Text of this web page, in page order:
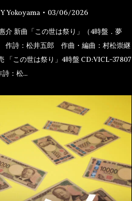
Y Yokoyama 03/06/2026
介 新曲「この世は祭り」（4時盤．夢
作詩：松井五郎 作曲・編曲：村松崇継
「この世は祭り」4時盤 CD:VICL-37807
：松…